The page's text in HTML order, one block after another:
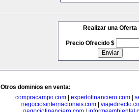
Realizar una Oferta
Precio Ofrecido $
Otros dominios en venta:
compracampo.com| expertofinanciero.com|
negociosinternacionais.com